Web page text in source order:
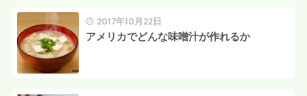
2017年10月22日
アメリカでどんな味噌汁が作れるか